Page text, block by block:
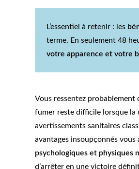
L’essentiel à retenir : les
terme. En seulement 48
votre apparence et votre
Vous ressentez probablement
fumer reste difficile lorsque la
avertissements sanitaires
avantages insoupçonnés
psychologiques et physiques
d’arrêter en une victoire